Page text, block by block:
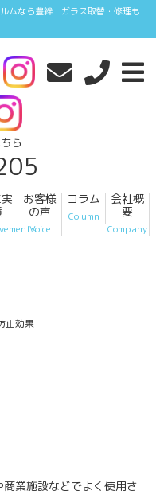
ムなら豊絆｜ガラス取替・修理も
ら
お客様
の声
Voice
コラム
Column
会社概
要
Company
止効果
業施設などでよく使用さ